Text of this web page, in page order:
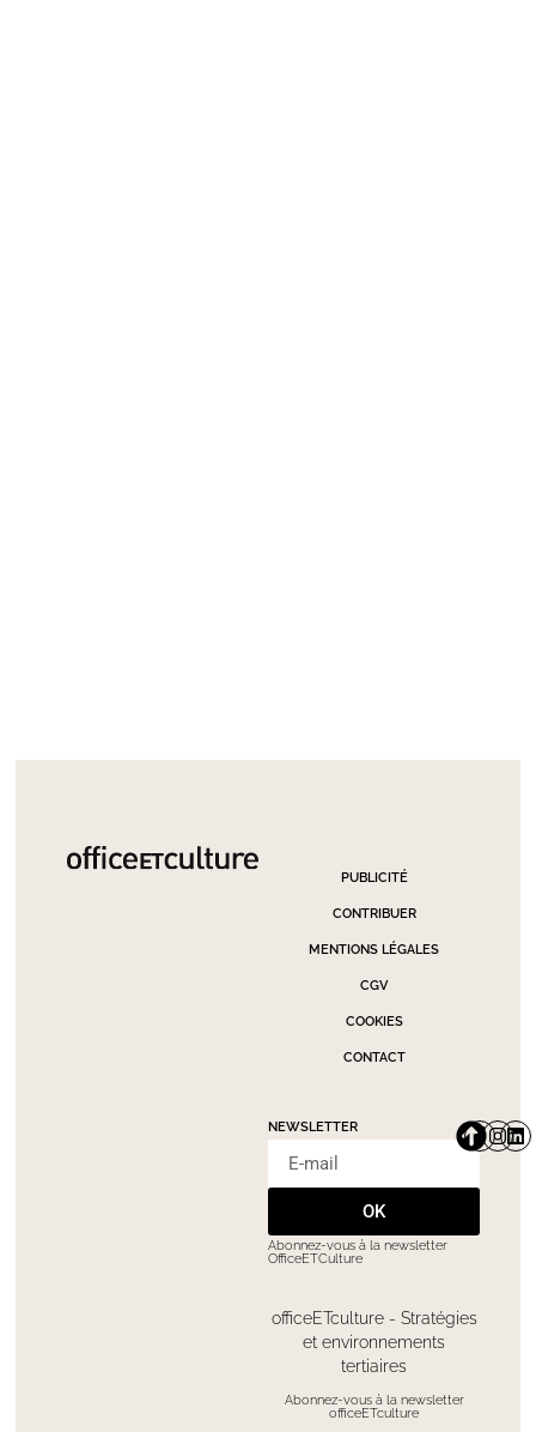
PUBLICITÉ
CONTRIBUER
MENTIONS LÉGALES
CGV
COOKIES
CONTACT
NEWSLETTER
OK
Abonnez-vous à la newsletter
OfficeETCulture
officeETculture - Stratégies
et environnements
tertiaires
Abonnez-vous à la newsletter
officeETculture